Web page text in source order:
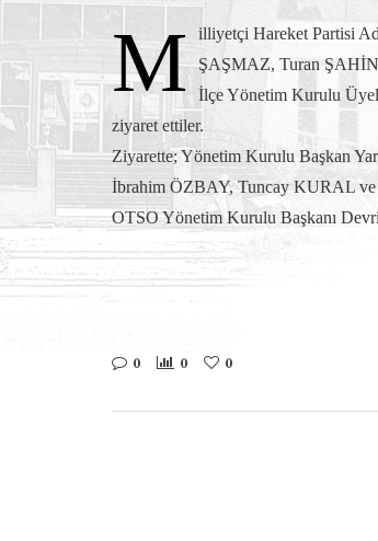
M illiyetçi Hareket Partisi
ŞAŞMAZ, Turan
İlçe Yönetim Kurulu
ziyaret ettiler.
Ziyarette; Yönetim Kurulu Başkan
İbrahim ÖZBAY, Tuncay KURAL ve
OTSO Yönetim Kurulu Başkanı
0 0 0